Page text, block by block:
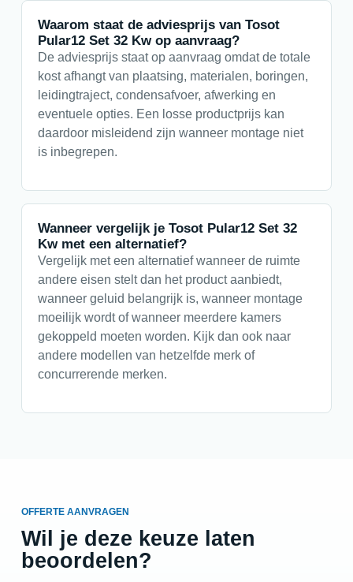
Waarom staat de adviesprijs van Tosot
Pular12 Set 32 Kw op aanvraag?
De adviesprijs staat op aanvraag omdat de totale
kost afhangt van plaatsing, materialen, boringen,
leidingtraject, condensafvoer, afwerking en
eventuele opties. Een losse productprijs kan
daardoor misleidend zijn wanneer montage niet
is inbegrepen.
Wanneer vergelijk je Tosot Pular12 Set 32
Kw met een alternatief?
Vergelijk met een alternatief wanneer de ruimte
andere eisen stelt dan het product aanbiedt,
wanneer geluid belangrijk is, wanneer montage
moeilijk wordt of wanneer meerdere kamers
gekoppeld moeten worden. Kijk dan ook naar
andere modellen van hetzelfde merk of
concurrerende merken.
OFFERTE AANVRAGEN
Wil je deze keuze laten
beoordelen?